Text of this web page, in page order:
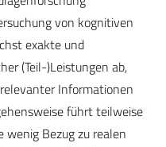
von kognitiven
exakte und
(Teil-)Leistungen ab,
Informationen
führt teilweise
wenig Bezug zu realen